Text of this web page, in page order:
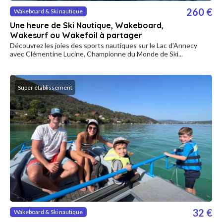
Wakeboard & Ski nautique
Une heure de Ski Nautique, Wakeboard,
Wakesurf ou Wakefoil à partager
260 €
Découvrez les joies des sports nautiques sur le Lac d'Annecy
avec Clémentine Lucine, Championne du Monde de Ski...
Super établissement
Wakeboard & Ski nautique 32 €